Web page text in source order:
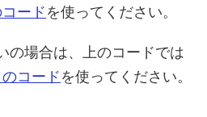
ードを使ってください。
の場合は、上のコードでは
コードを使ってください。